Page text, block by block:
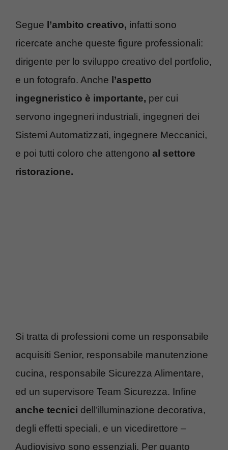
Segue l’ambito creativo, infatti sono
ricercate anche queste figure professionali:
dirigente per lo sviluppo creativo del portfolio,
e un fotografo. Anche l’aspetto
ingegneristico è importante, per cui
servono ingegneri industriali, ingegneri dei
Sistemi Automatizzati, ingegnere Meccanici,
e poi tutti coloro che attengono al settore
ristorazione.
Si tratta di professioni come un responsabile
acquisiti Senior, responsabile manutenzione
cucina, responsabile Sicurezza Alimentare,
ed un supervisore Team Sicurezza. Infine
anche tecnici dell’illuminazione decorativa,
degli effetti speciali, e un vicedirettore –
Audiovisivo sono essenziali. Per quanto